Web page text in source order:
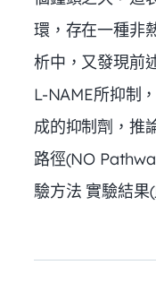
環，存在一種非
析中，又發現前
L-NAME所抑制
成的抑制劑，推
路徑(NO
驗方法 實驗結果